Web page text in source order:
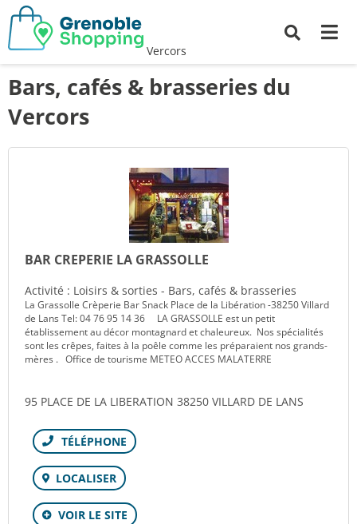
Vercors
Bars, cafés & brasseries du
Vercors
BAR CREPERIE LA GRASSOLLE
Activité : Loisirs & sorties - Bars, cafés & brasseries
La Grassolle Crèperie Bar Snack Place de la Libération -38250 Villard
de Lans Tel: 04 76 95 14 36 LA GRASSOLLE est un petit
établissement au décor montagnard et chaleureux. Nos spécialités
sont les crêpes, faites à la poêle comme les préparaient nos grands-
mères . Office de tourisme METEO ACCES MALATERRE
95 PLACE DE LA LIBERATION 38250 VILLARD DE LANS
Téléphone
LOCALISER
VOIR LE SITE